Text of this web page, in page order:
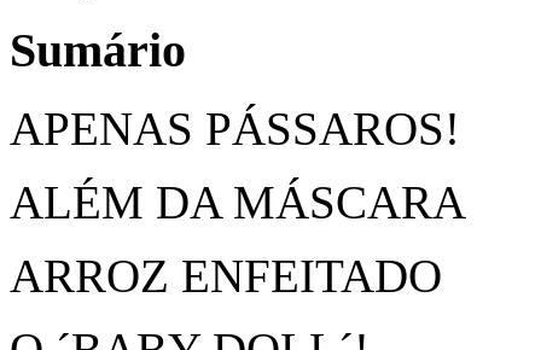
Sumário
APENAS PÁSSAROS!
ALÉM DA MÁSCARA
ARROZ ENFEITADO